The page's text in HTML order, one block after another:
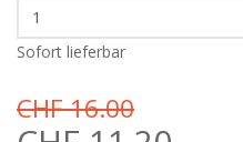
Sofort lieferbar
CHF 16.00